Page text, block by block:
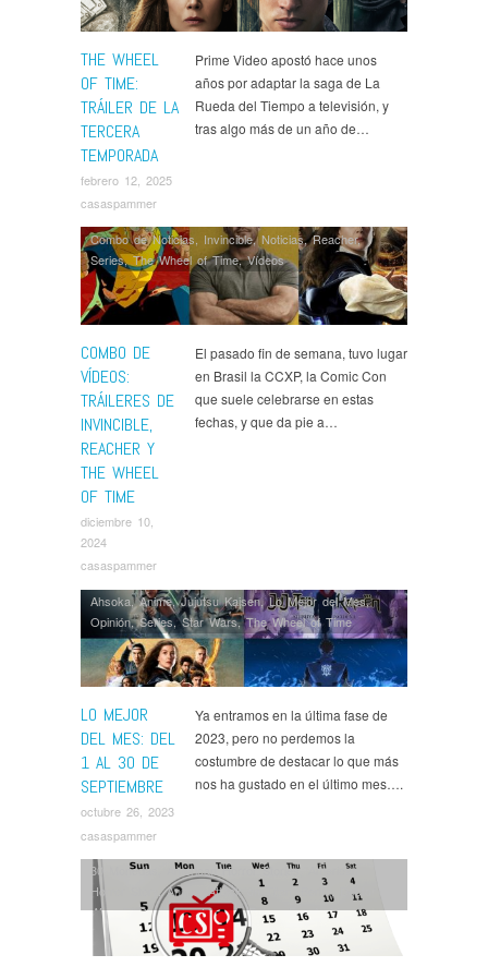
THE WHEEL
OF TIME:
TRÁILER DE LA
TERCERA
TEMPORADA
febrero 12, 2025
casaspammer
Prime Video apostó hace unos
años por adaptar la saga de La
Rueda del Tiempo a televisión, y
tras algo más de un año de…
COMBO DE
VÍDEOS:
TRÁILERES DE
INVINCIBLE,
REACHER Y
THE WHEEL
OF TIME
diciembre 10,
2024
casaspammer
Combo de Noticias Invincible,Noticias,Reacher,
Series,The Wheel of Time,Ví­deos
El pasado fin de semana, tuvo lugar
en Brasil la CCXP, la Comic Con
que suele celebrarse en estas
fechas, y que da pie a…
LO MEJOR
DEL MES: DEL
1 AL 30 DE
SEPTIEMBRE
octubre 26, 2023
casaspammer
Ahsoka,Anime,Jujutsu Kaisen,Lo Mejor del Mes,
Opinión,Series,Star Wars,The Wheel of Time
Ya entramos en la última fase de
2023, pero no perdemos la
costumbre de destacar lo que más
nos ha gustado en el último mes….
30 Monedas American Horror Stories,
American
Horror Story
,Anime Attack on Titan , Berlín,
Doctor
Who,El Cuerpo en Llamas,Fargo,For All Mankind,
Gen V
Invincible,La Mesías, Lessons in Chemistry
Loki, Los Farad,Lupin ,Marvel,Noticias,Our Flag